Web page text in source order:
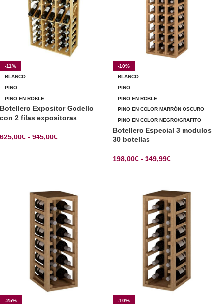
-11%
BLANCO
PINO
PINO EN ROBLE
Botellero Expositor Godello
con 2 filas expositoras
625,00€ - 945,00€
-10%
BLANCO
PINO
PINO EN ROBLE
PINO EN COLOR MARRÓN OSCURO
PINO EN COLOR NEGRO/GRAFITO
Botellero Especial 3 modulos
30 botellas
198,00€ - 349,99€
-25%
-10%